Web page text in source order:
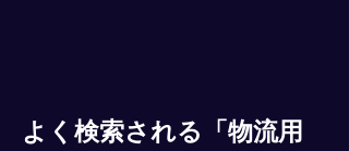
よく検索される「物流用